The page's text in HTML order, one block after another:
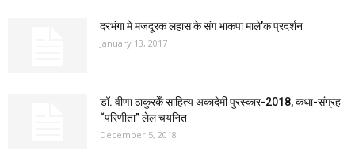
दरभंगा मे मजदूरक लहास के संग भाकपा माले’क प्रदर्शन
January 13, 2017
डॉ. वीणा ठाकुरकेँ साहित्य अकादेमी पुरस्कार-2018, कथा-संग्रह
“परिणीता” लेल चयनित
December 5, 2018